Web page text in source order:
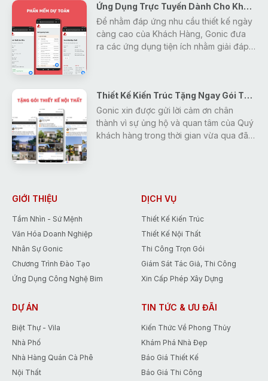
Ứng Dụng Trực Tuyến Dành Cho Khách Hàng
Để nhằm đáp ứng nhu cầu thiết kế ngày
càng cao của Khách Hàng, Gonic đưa
ra các ứng dụng tiện ích nhằm giải đáp
khách hàng.
Thiết Kế Kiến Trúc Tặng Ngay Gói Thiết Kế Nội Thất
Gonic xin được gửi lời cảm ơn chân
thành vì sự ủng hộ và quan tâm của Quý
khách hàng trong thời gian vừa qua đã
nhất trong tháng 5 giúp các Bạn tiết
GIỚI THIỆU
Tầm Nhìn - Sứ Mệnh
Văn Hóa Doanh Nghiệp
Nhân Sự Gonic
Chương Trình Đào Tạo
Ứng Dụng Công Nghệ Bim
DỊCH VỤ
Thiết Kế Kiến Trúc
Thiết Kế Nội Thất
Thi Công Trọn Gói
Giám Sát Tác Giả, Thi Công
Xin Cấp Phép Xây Dựng
DỰ ÁN
Biệt Thự - Vila
Nhà Phố
Nhà Hàng Quán Cà Phê
Nội Thất
TIN TỨC & ƯU ĐÃI
Kiến Thức Về Phong Thủy
Khám Phá Nhà Đẹp
Báo Giá Thiết Kế
Báo Giá Thi Công